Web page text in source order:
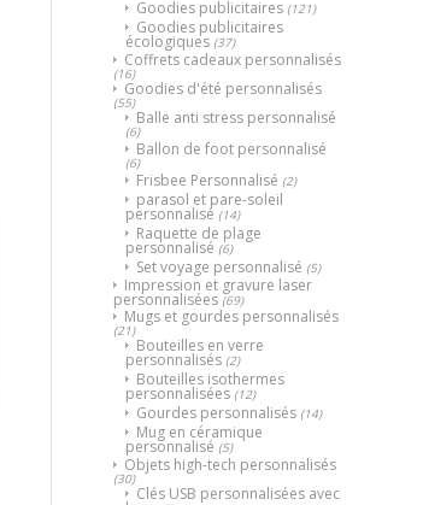
Goodies publicitaires (121)
Goodies publicitaires
écologiques (37)
Coffrets cadeaux personnalisés
(16)
Goodies d'été personnalisés
(55)
Balle anti stress personnalisé
(6)
Ballon de foot personnalisé
(6)
Frisbee Personnalisé (2)
parasol et pare-soleil
personnalisé (14)
Raquette de plage
personnalisé (6)
Set voyage personnalisé (5)
Impression et gravure laser
personnalisées (69)
Mugs et gourdes personnalisés
(21)
Bouteilles en verre
personnalisés (2)
Bouteilles isothermes
personnalisées (12)
Gourdes personnalisés (14)
Mug en céramique
personnalisé (5)
Objets high-tech personnalisés
(30)
Clés USB personnalisées avec